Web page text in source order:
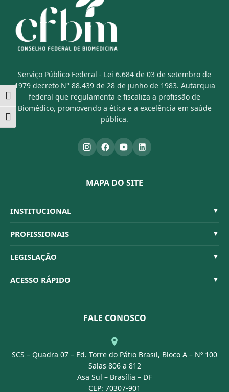
Alternar alto contraste
Alternar tamanho da fonte
Serviço Público Federal - Lei 6.684 de 03 de setembro de
1979 decreto N° 88.439 de 28 de junho de 1983. Autarquia
federal que regulamenta e fiscaliza a profissão de
Biomédico, promovendo a ética e a excelência em saúde
pública.
MAPA DO SITE
INSTITUCIONAL ▼
Sistema CFBM
Quem Somos
Organograma
Conselheiros
PROFISSIONAIS ▼
Habilitações
Código de Ética
Dúvidas Frequentes
LEGISLAÇÃO ▼
Resoluções
ACESSO RÁPIDO ▼
Portal Transparência
FALE CONOSCO
SCS – Quadra 07 – Ed. Torre do Pátio Brasil, Bloco A – Nº 100
Salas 806 a 812
Asa Sul – Brasília – DF
CEP: 70307-901